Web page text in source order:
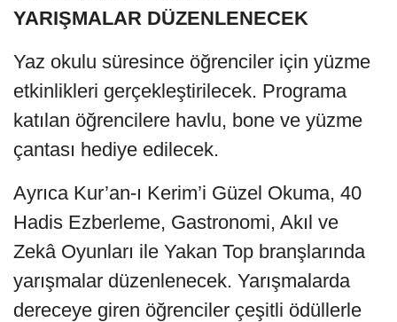
YARIŞMALAR DÜZENLENECEK
Yaz okulu süresince öğrenciler için yüzme
etkinlikleri gerçekleştirilecek. Programa
katılan öğrencilere havlu, bone ve yüzme
çantası hediye edilecek.
Ayrıca Kur’an-ı Kerim’i Güzel Okuma, 40
Hadis Ezberleme, Gastronomi, Akıl ve
Zekâ Oyunları ile Yakan Top branşlarında
yarışmalar düzenlenecek. Yarışmalarda
dereceye giren öğrenciler çeşitli ödüllerle